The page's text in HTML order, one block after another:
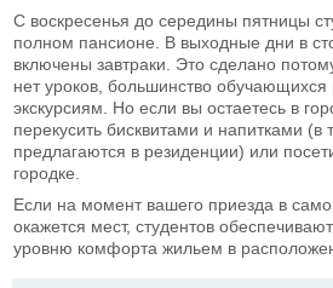
С воскресенья до середины пятницы
полном пансионе. В выходные дни в
включены завтраки. Это сделано
нет уроков, большинство обучающихся
экскурсиям. Но если вы остаетесь в
перекусить бисквитами и напитками (в
предлагаются в резиденции) или
городке.
Если на момент вашего приезда в
окажется мест, студентов
уровню комфорта жильем в